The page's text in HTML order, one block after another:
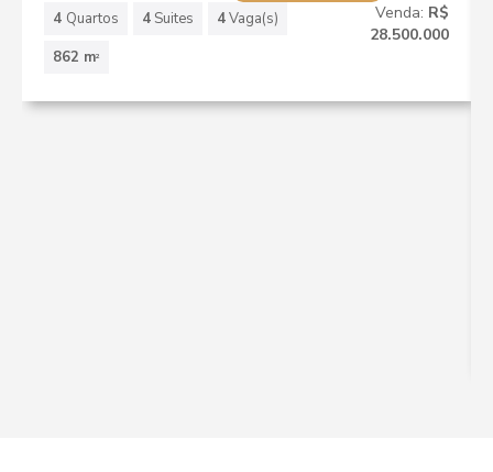
4 Quartos 4 Suites 4Vaga(s)
862 m2
Venda: R$
28.500.000